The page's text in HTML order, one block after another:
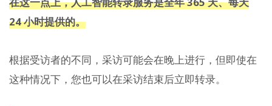
24 小时提供的。
根据受访者的不同，采访可能会在晚上进行，但即使在
这种情况下，您也可以在采访结束后立即转录。